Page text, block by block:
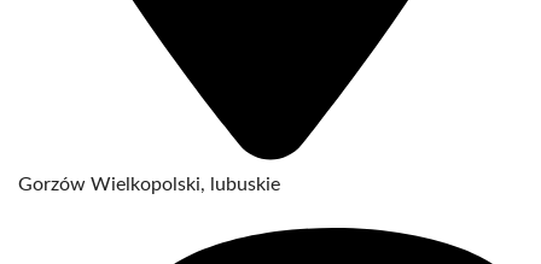
Gorzów Wielkopolski, lubuskie